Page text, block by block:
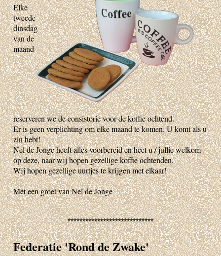
Elke
tweede
dinsdag
van de
maand
reserveren we de consistorie voor de koffie ochtend.
Er is geen verplichting om elke maand te komen. U komt als u
zin hebt!
Nel de Jonge heeft alles voorbereid en heet u / jullie welkom
op deze, naar wij hopen gezellige koffie ochtenden.
Wij hopen gezellige uurtjes te krijgen met elkaar!
Met een groet van Nel de Jonge
*****************************
Federatie 'Rond de Zwake'